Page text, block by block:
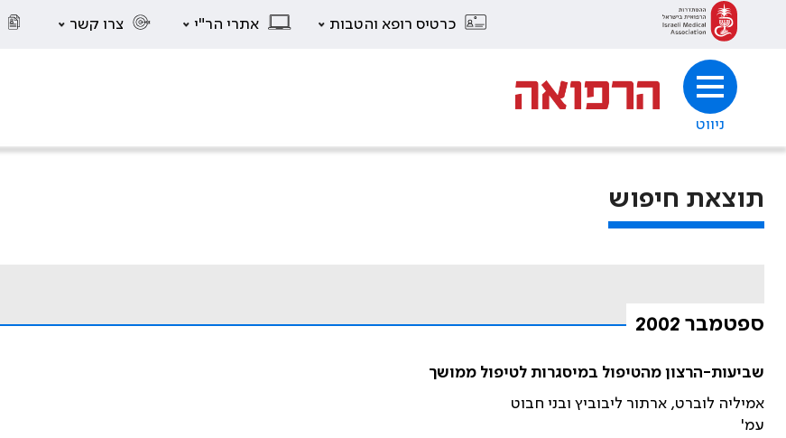
כרטיס רופא והטבות אתרי הר"י צרו קשר
ניווט
תוצאת חיפוש
ספטמבר 2002
שביעות-הרצון מהטיפול במיסגרות לטיפול ממושך
אמיליה לוברט, ארתור ליבוביץ ובני חבוט
עמ'